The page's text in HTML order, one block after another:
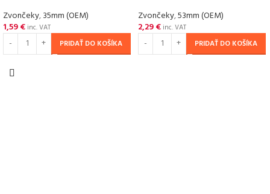
Zvončeky,35mm (OEM)
1,59€ inc. VAT
PRIDAŤ DO KOŠÍKA
Zvončeky,53mm (OEM)
2,29€ inc. VAT
PRIDAŤ DO KOŠÍKA